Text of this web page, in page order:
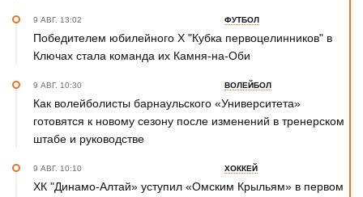
9 АВГ. 13:02 ФУТБОЛ
Победителем юбилейного Х "Кубка первоцелинников" в
Ключах стала команда их Камня-на-Оби
9 АВГ. 10:30 ВОЛЕЙБОЛ
Как волейболисты барнаульского «Университета»
готовятся к новому сезону после изменений в тренерском
штабе и руководстве
9 АВГ. 10:10 ХОККЕЙ
ХК "Динамо-Алтай» уступил «Омским Крыльям» в первом